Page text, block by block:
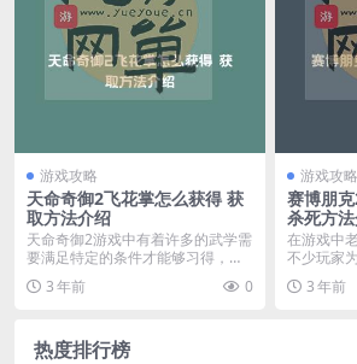
游戏攻略
天命奇御2飞花掌怎么获得 获
取方法介绍
天命奇御2游戏中有着许多的武学需
要满足特定的条件才能够习得，其
中飞花掌很多玩家不...
3 年前 0
游戏攻略
赛博朋
杀死方
在游戏中
不少玩家
么赛博朋
3 年前
热度排行榜